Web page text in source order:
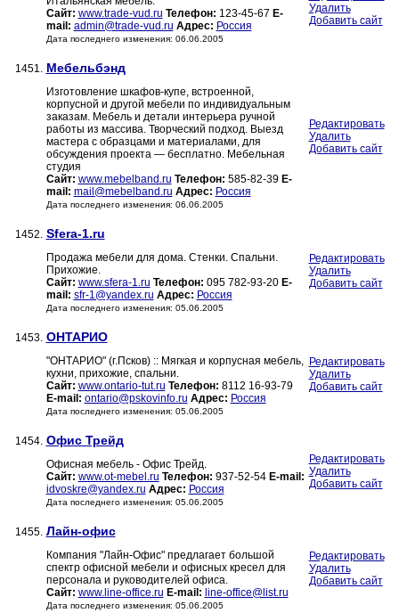
Сайт: www.trade-vud.ru Телефон: 123-45-67 E-
mail: admin@trade-vud.ru Адрес: Россия
Дата последнего изменения: 06.06.2005
Удалить
Добавить сайт
1451. Мебельбэнд
Изготовление шкафов-купе, встроенной,
корпусной и другой мебели по индивидуальным
заказам. Мебель и детали интерьера ручной
работы из массива. Творческий подход. Выезд
мастера с образцами и материалами, для
обсуждения проекта — бесплатно. Мебельная
студия
Сайт: www.mebelband.ru Телефон: 585-82-39 E-
mail: mail@mebelband.ru Адрес: Россия
Дата последнего изменения: 06.06.2005
Редактировать
Удалить
Добавить сайт
1452. Sfera-1.ru
Продажа мебели для дома. Стенки. Спальни.
Прихожие.
Сайт: www.sfera-1.ru Телефон: 095 782-93-20 E-
mail: sfr-1@yandex.ru Адрес: Россия
Дата последнего изменения: 05.06.2005
Редактировать
Удалить
Добавить сайт
1453. ОНТАРИО
"ОНТАРИО" (г.Псков) :: Мягкая и корпусная мебель,
кухни, прихожие, спальни.
Сайт: www.ontario-tut.ru Телефон: 8112 16-93-79
E-mail: ontario@pskovinfo.ru Адрес: Россия
Дата последнего изменения: 05.06.2005
Редактировать
Удалить
Добавить сайт
1454. Офис Трейд
Офисная мебель - Офис Трейд.
Сайт: www.ot-mebel.ru Телефон: 937-52-54 E-mail:
idvoskre@yandex.ru Адрес: Россия
Дата последнего изменения: 05.06.2005
Редактировать
Удалить
Добавить сайт
1455. Лайн-офис
Компания "Лайн-Офис" предлагает большой
спектр офисной мебели и офисных кресел для
персонала и руководителей офиса.
Сайт: www.line-office.ru E-mail: line-office@list.ru
Дата последнего изменения: 05.06.2005
Редактировать
Удалить
Добавить сайт